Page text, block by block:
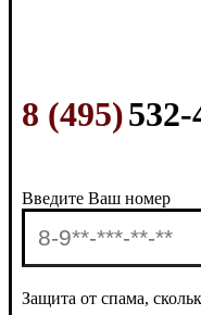
8 (495)
Введите Ваш номер
Защита от спама,